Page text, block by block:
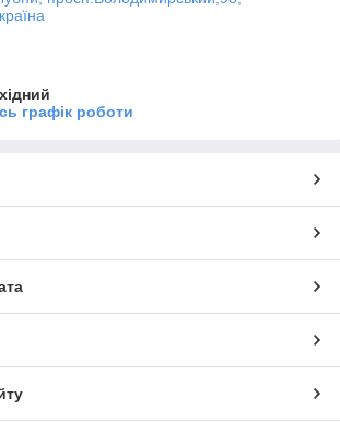
графік роботи